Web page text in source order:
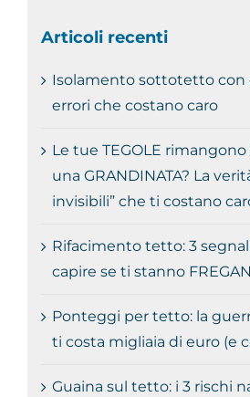
Articoli recenti
Isolamento sottotetto con
errori che costano caro
Le tue TEGOLE
una GRANDINATA? La
invisibili” che ti costano
Rifacimento tetto: 3
capire se ti stanno
Ponteggi per tetto: la
ti costa migliaia di euro (e
Guaina sul tetto: i 3 rischi